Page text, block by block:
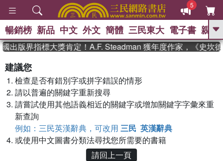
5
GO
史是一群喵 、
獎 臺灣漫遊錄
登輝時代 、 數學女孩：黎曼猜想 、
暢銷榜 新品 中文 外文 簡體 三民東大 電子書 親子
出版界指標大獎肯定！A.F. Steadman 獲年度作家，《史坎
建議您
檢查是否有錯別字或拼字錯誤的情形
請以普遍的關鍵字重新搜尋
請嘗試使用其他語義相近的關鍵字或增加關鍵字字彙來重
新查詢
例如：三民英漢辭典，可改用 三民 英漢辭典
或使用中文圖書分類法尋找您所需要的書籍
請回上一頁